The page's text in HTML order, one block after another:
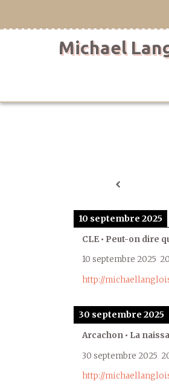
Michael
10 septembre 2025
CLE • Peut-on dire
10 septembre 2025
http://
30 septembre 2025
Arcachon • La
30 septembre 2025
http://